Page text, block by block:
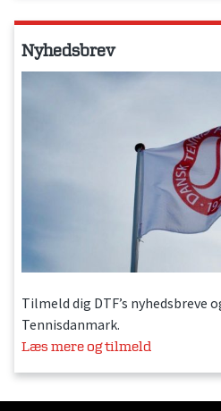
Nyhedsbrev
Tilmeld dig DTF’s nyhedsbreve
Tennisdanmark.
Læs mere og tilmeld